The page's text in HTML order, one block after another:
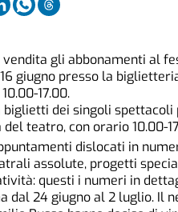
vendita gli abbonamenti al
giugno presso la
17.00.
dei singoli spettacoli
teatro, con orario 10.00-
dislocati in
assolute, progetti
questi i numeri in
dal 24 giugno al 2 luglio. Il